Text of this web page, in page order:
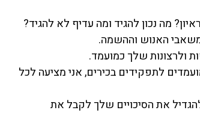
מה נכון להגיד ומה עדיף לא להגיד?
משאבי האנוש וההשמה.
ולרצונות שלך כמועמד.
לתפקידים בכירים, אני מציעה לכל
את הסיכויים שלך לקבל את